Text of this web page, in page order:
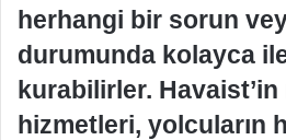
herhangi bir sorun
durumunda kolayca
kurabilirler.
hizmetleri, yolcuların